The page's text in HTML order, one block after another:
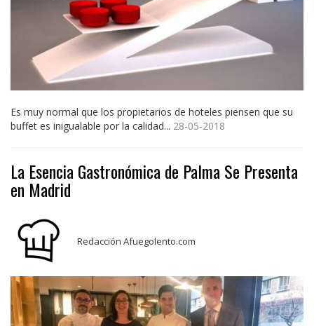
Es muy normal que los propietarios de hoteles piensen que su
buffet es inigualable por la calidad... 28-05-2018
La Esencia Gastronómica de Palma Se Presenta
en Madrid
Redacción Afuegolento.com